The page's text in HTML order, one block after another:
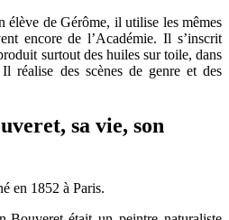
élève de Gérôme, il utilise les mêmes
encore de l’Académie. Il s’inscrit
surtout des huiles sur toile, dans
Il réalise des scènes de genre et des
sa vie, son
en 1852 à Paris.